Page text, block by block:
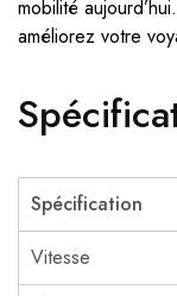
mobilité
améliorez votre
Spécification
Vitesse